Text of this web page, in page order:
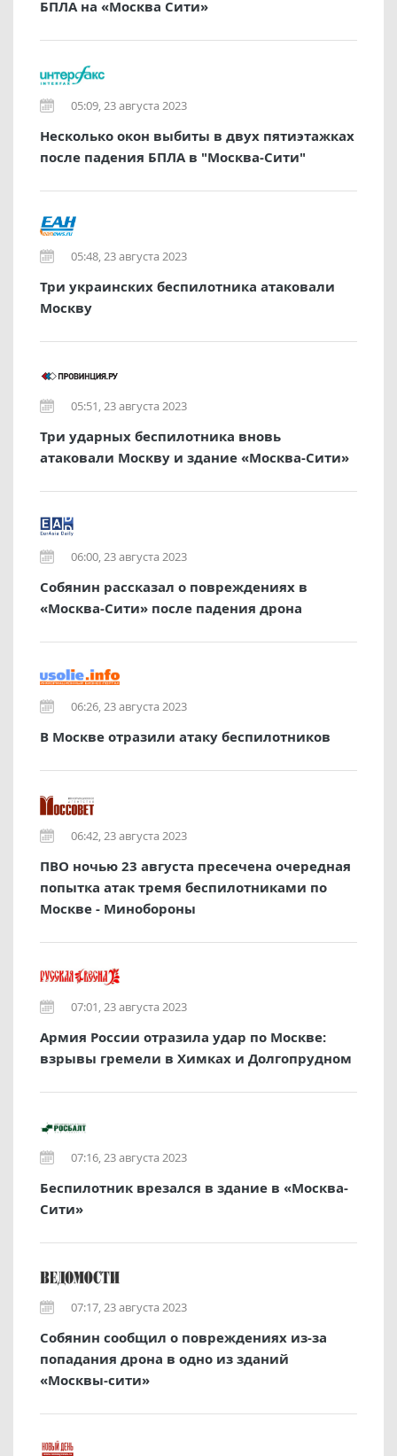
БПЛА на «Москва Сити»
05:09, 23 августа 2023
Несколько окон выбиты в двух пятиэтажках
после падения БПЛА в "Москва-Сити"
05:48, 23 августа 2023
Три украинских беспилотника атаковали
Москву
05:51, 23 августа 2023
Три ударных беспилотника вновь
атаковали Москву и здание «Москва-Сити»
06:00, 23 августа 2023
Собянин рассказал о повреждениях в
«Москва-Сити» после падения дрона
06:26, 23 августа 2023
В Москве отразили атаку беспилотников
06:42, 23 августа 2023
ПВО ночью 23 августа пресечена очередная
попытка атак тремя беспилотниками по
Москве - Минобороны
07:01, 23 августа 2023
Армия России отразила удар по Москве:
взрывы гремели в Химках и Долгопрудном
07:16, 23 августа 2023
Беспилотник врезался в здание в «Москва-
Сити»
07:17, 23 августа 2023
Собянин сообщил о повреждениях из-за
попадания дрона в одно из зданий
«Москвы-сити»